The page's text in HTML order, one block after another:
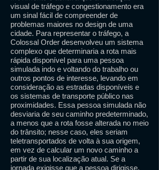
visual de tráfego e congestionamento era
um sinal fácil de compreender de
problemas maiores no design de uma
cidade. Para representar o tráfego, a
Colossal Order desenvolveu um sistema
complexo que determinaria a rota mais
rápida disponível para uma pessoa
simulada indo e voltando do trabalho ou
outros pontos de interesse, levando em
consideração as estradas disponíveis e
os sistemas de transporte público nas
proximidades. Essa pessoa simulada não
desviaria de seu caminho predeterminado,
a menos que a rota fosse alterada no meio
do trânsito; nesse caso, eles seriam
teletransportados de volta à sua origem,
em vez de calcular um novo caminho a
partir de sua localização atual. Se a
jornada exigisse que a pessoa dirigisse,